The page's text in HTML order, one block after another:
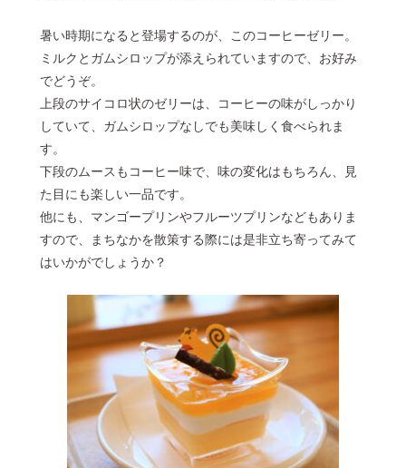
暑い時期になると登場するのが、このコーヒーゼリー。
ミルクとガムシロップが添えられていますので、お好み
でどうぞ。
上段のサイコロ状のゼリーは、コーヒーの味がしっかり
していて、ガムシロップなしでも美味しく食べられま
す。
下段のムースもコーヒー味で、味の変化はもちろん、見
た目にも楽しい一品です。
他にも、マンゴープリンやフルーツプリンなどもありま
すので、まちなかを散策する際には是非立ち寄ってみて
はいかがでしょうか？